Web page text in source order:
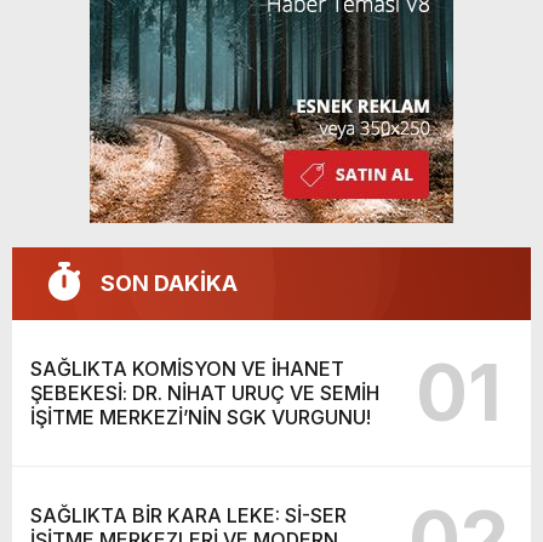
SON DAKİKA
SAĞLIKTA KOMİSYON VE İHANET
ŞEBEKESİ: DR. NİHAT URUÇ VE SEMİH
İŞİTME MERKEZİ’NİN SGK VURGUNU!
01
SAĞLIKTA BİR KARA LEKE: Sİ-SER